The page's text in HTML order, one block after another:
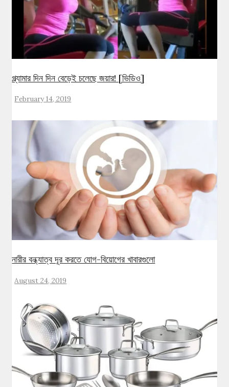
গ্ল্যামার দিন দিন বেড়েই চলেছে জয়ার! [ভিডিও]
February 14, 2019
নারীর বন্ধ্যাত্ব দূর করতে যোগ-বিয়োগের খাবারগুলো
August 24, 2019